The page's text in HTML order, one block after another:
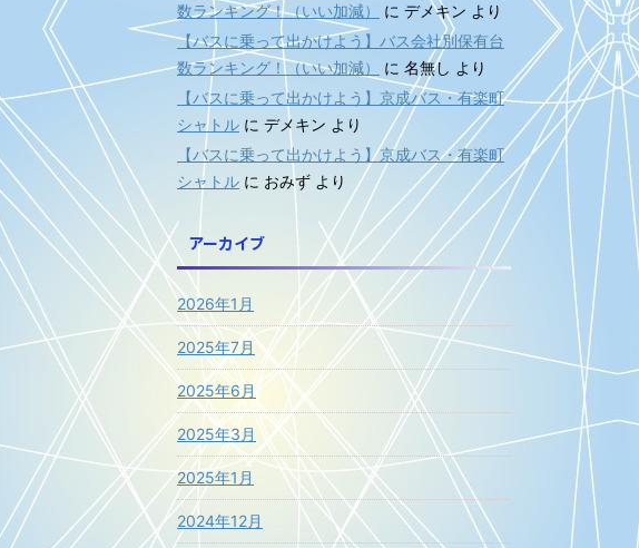
数ランキング！（いい加減）
に デメキン より
【バスに乗って出かけよう】バス会社別保有台
数ランキング！（いい加減）
に 名無し より
【バスに乗って出かけよう】京成バス・有楽町
シャトル に デメキン より
【バスに乗って出かけよう】京成バス・有楽町
シャトル に おみず より
アーカイブ
2026年1月
2025年7月
2025年6月
2025年3月
2025年1月
2024年12月